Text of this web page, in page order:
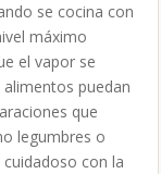
se cocina con
máximo
el vapor se
puedan
que
legumbres o
con la